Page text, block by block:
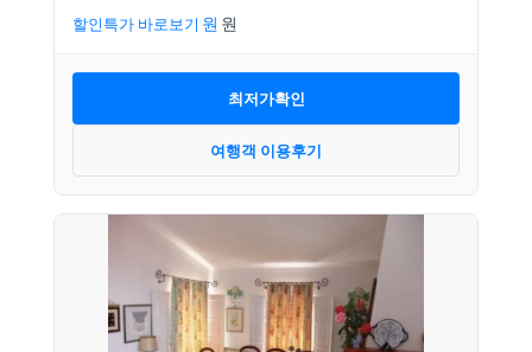
할인특가 바로보기
최저가확인
여행객 이용후기